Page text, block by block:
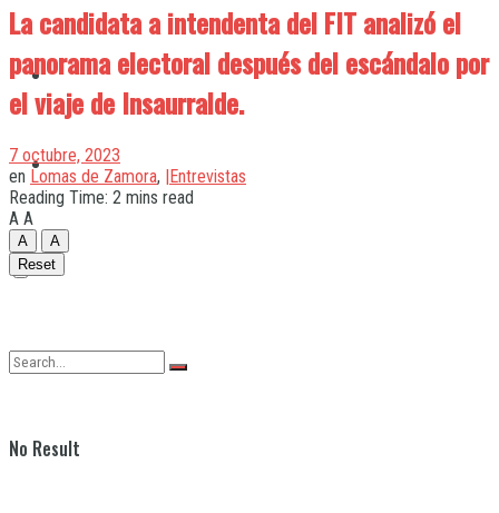
Quilmes
Varela
No Result
La candidata a intendenta del FIT analizó el
panorama electoral después del escándalo por
el viaje de Insaurralde.
7 octubre, 2023
en Lomas de Zamora, |Entrevistas
Reading Time: 2 mins read
A A
A
A
Reset